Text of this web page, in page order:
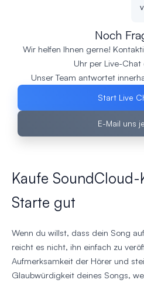
Noch
Wir helfen Ihnen gerne!
Uhr per Live-Chat
Unser Team antwortet
Start Live
E-Mail uns
Kaufe SoundCloud-
Starte gut
Wenn du willst, dass dein Song
reicht es nicht, ihn einfach zu
Aufmerksamkeit der Hörer und
Glaubwürdigkeit deines Songs,